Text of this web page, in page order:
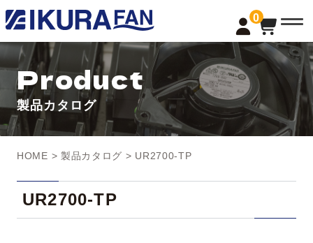
0
t
o
g
l
e
a
v
i
g
a
n
Product
製品カタログ
HOME > 製品カタログ > UR2700-TP
UR2700-TP